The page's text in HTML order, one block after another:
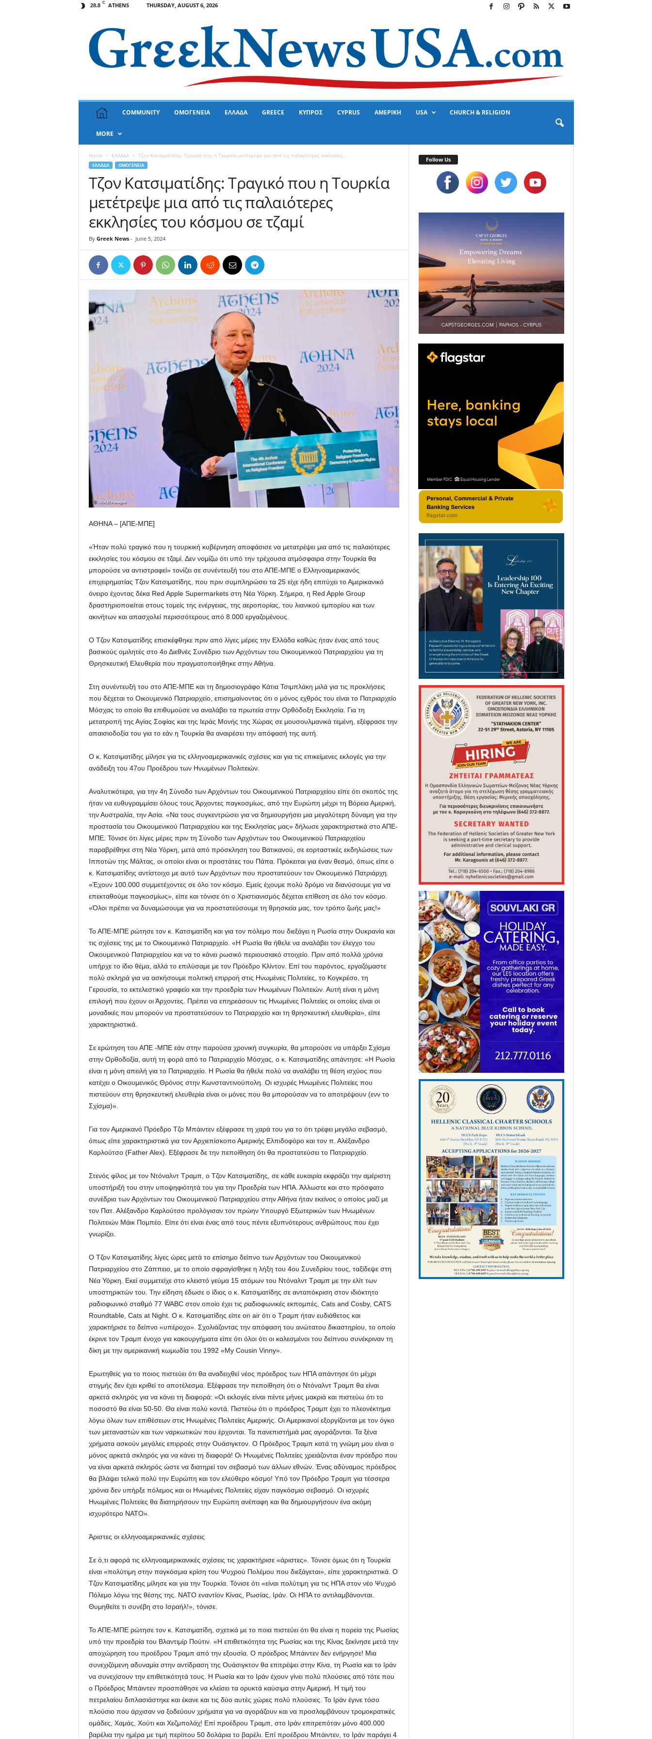
28.8 C ATHENS THURSDAY, AUGUST 6, 2026
k
COMMUNITY ΟΜΟΓΕΝΕΙΑ ΕΛΛΑΔΑ GREECE ΚΥΠΡΟΣ CYPRUS ΑΜΕΡΙΚΗ USA CHURCH & RELIGION
MORE
Home ΕΛΛΑΔΑ Τζον Κατσιματίδης: Tραγικό που η Τουρκία μετέτρεψε μια από τις παλαιότερες εκκλησίες...
ΕΛΛΑΔΑ ΟΜΟΓΕΝΕΙΑ
Τζον Κατσιματίδης: Tραγικό που η Τουρκία
μετέτρεψε μια από τις παλαιότερες
εκκλησίες του κόσμου σε τζαμί
By Greek News- June 5, 2024
ΑΘΗΝΑ – [ΑΠΕ-ΜΠΕ]
«Ήταν πολύ τραγικό που η τουρκική κυβέρνηση αποφάσισε να μετατρέψει μια από τις παλαιότερες
εκκλησίες του κόσμου σε τζαμί. Δεν νομίζω ότι υπό την τρέχουσα ατμόσφαιρα στην Τουρκία θα
μπορούσε να αντιστραφεί» τονίζει σε συνέντευξή του στο ΑΠΕ-ΜΠΕ ο Ελληνοαμερικανός
επιχειρηματίας Τζον Κατσιματίδης, που πριν συμπληρώσει τα 25 είχε ήδη επιτύχει το Αμερικανικό
όνειρο έχοντας δέκα Red Apple Supermarkets στη Νέα Υόρκη. Σήμερα, η Red Apple Group
δραστηριοποιείται στους τομείς της ενέργειας, της αεροπορίας, του λιανικού εμπορίου και των
ακινήτων και απασχολεί περισσότερους από 8.000 εργαζομένους.
Ο Τζον Κατσιματίδης επισκέφθηκε πριν από λίγες μέρες την Ελλάδα καθώς ήταν ένας από τους
βασικούς ομιλητές στο 4ο Διεθνές Συνέδριο των Αρχόντων του Οικουμενικού Πατριαρχείου για τη
Θρησκευτική Ελευθερία που πραγματοποιήθηκε στην Αθήνα.
Στη συνέντευξή του στο ΑΠΕ-ΜΠΕ και τη δημοσιογράφο Κάτια Τσιμπλάκη μιλά για τις προκλήσεις
που δέχεται το Οικουμενικό Πατριαρχείο, επισημαίνοντας ότι ο μόνος εχθρός του είναι το Πατριαρχείο
Μόσχας το οποίο θα επιθυμούσε να αναλάβει τα πρωτεία στην Ορθόδοξη Εκκλησία. Για τη
μετατροπή της Αγίας Σοφίας και της Ιεράς Μονής της Χώρας σε μουσουλμανικά τεμένη, εξέφρασε την
απαισιοδοξία του για το εάν η Τουρκία θα αναιρέσει την απόφασή της αυτή.
Ο κ. Κατσιματίδης μίλησε για τις ελληνοαμερικανικές σχέσεις και για τις επικείμενες εκλογές για την
ανάδειξη του 47ου Προέδρου των Ηνωμένων Πολιτειών.
Αναλυτικότερα, για την 4η Σύνοδο των Αρχόντων του Οικουμενικού Πατριαρχείου είπε ότι σκοπός της
ήταν να ευθυγραμμίσει όλους τους Άρχοντες παγκοσμίως, από την Ευρώπη μέχρι τη Βόρεια Αμερική,
την Αυστραλία, την Ασία. «Να τους συγκεντρώσει για να δημιουργήσει μια μεγαλύτερη δύναμη για την
προστασία του Οικουμενικού Πατριαρχείου και της Εκκλησίας μας» δήλωσε χαρακτηριστικά στο ΑΠΕ-
ΜΠΕ. Τόνισε ότι λίγες μέρες πριν τη Σύνοδο των Αρχόντων του Οικουμενικού Πατριαρχείου
παραβρέθηκε στη Νέα Υόρκη, μετά από πρόσκληση του Βατικανού, σε εορταστικές εκδηλώσεις των
Ιπποτών της Μάλτας, οι οποίοι είναι οι προστάτες του Πάπα. Πρόκειται για έναν θεσμό, όπως είπε ο
κ. Κατσιματίδης αντίστοιχο με αυτό των Αρχόντων που προστατεύουν τον Οικουμενικό Πατριάρχη.
«Έχουν 100.000 συμμετέχοντες σε όλο τον κόσμο. Εμείς έχουμε πολύ δρόμο να διανύσουμε για να
επεκταθούμε παγκοσμίως», είπε και τόνισε ότι ο Χριστιανισμός δέχεται επίθεση σε όλο τον κόσμο.
«Όλοι πρέπει να δυναμώσουμε για να προστατεύσουμε τη θρησκεία μας, τον τρόπο ζωής μας!»
Το ΑΠΕ-ΜΠΕ ρώτησε τον κ. Κατσιματίδη και για τον πόλεμο που διεξάγει η Ρωσία στην Ουκρανία και
τις σχέσεις της με το Οικουμενικό Πατριαρχείο. «Η Ρωσία θα ήθελε να αναλάβει τον έλεγχο του
Οικουμενικού Πατριαρχείου και να το κάνει ρωσικό περιουσιακό στοιχείο. Πριν από πολλά χρόνια
υπήρχε το ίδιο θέμα, αλλά το επιλύσαμε με τον Πρόεδρο Κλίντον. Επί του παρόντος, εργαζόμαστε
πολύ σκληρά για να ασκήσουμε πολιτική επιρροή στις Ηνωμένες Πολιτείες, το Κογκρέσο, τη
Γερουσία, το εκτελεστικό γραφείο και την προεδρία των Ηνωμένων Πολιτειών. Αυτή είναι η μόνη
επιλογή που έχουν οι Άρχοντες. Πρέπει να επηρεάσουν τις Ηνωμένες Πολιτείες οι οποίες είναι οι
μοναδικές που μπορούν να προστατεύσουν το Πατριαρχείο και τη θρησκευτική ελευθερία», είπε
χαρακτηριστικά.
Σε ερώτηση του ΑΠΕ -ΜΠΕ εάν στην παρούσα χρονική συγκυρία, θα μπορούσε να υπάρξει Σχίσμα
στην Ορθοδοξία, αυτή τη φορά από το Πατριαρχείο Μόσχας, ο κ. Κατσιματίδης απάντησε: «Η Ρωσία
είναι η μόνη απειλή για το Πατριαρχείο. Η Ρωσία θα ήθελε πολύ να αναλάβει τη θέση ισχύος που
κατέχει ο Οικουμενικός Θρόνος στην Κωνσταντινούπολη. Οι ισχυρές Ηνωμένες Πολιτείες που
πιστεύουν στη θρησκευτική ελευθερία είναι οι μόνες που θα μπορούσαν να το αποτρέψουν (ενν το
Σχίσμα)».
Για τον Αμερικανό Πρόεδρο Τζο Μπάιντεν εξέφρασε τη χαρά του για το ότι τρέφει μεγάλο σεβασμό,
όπως είπε χαρακτηριστικά για τον Αρχιεπίσκοπο Αμερικής Ελπιδοφόρο και τον π. Αλέξανδρο
Καρλούτσο (Father Alex). Εξέφρασε δε την πεποίθηση ότι θα προστατεύσει το Πατριαρχείο.
Στενός φίλος με τον Ντόναλντ Τραμπ, ο Τζον Κατσιματίδης, σε κάθε ευκαιρία εκφράζει την αμέριστη
υποστήριξή του στην υποψηφιότητά του για την Προεδρία των ΗΠΑ. Άλλωστε και στο πρόσφατο
συνέδριο των Αρχόντων του Οικουμενικού Πατριαρχείου στην Αθήνα ήταν εκείνος ο οποίος μαζί με
τον Πατ. Αλέξανδρο Καρλούτσο προλόγισαν τον πρώην Υπουργό Εξωτερικών των Ηνωμένων
Πολιτειών Μάικ Πομπέο. Είπε ότι είναι ένας από τους πέντε εξυπνότερους ανθρώπους που έχει
γνωρίζει.
Ο Τζον Κατσιματίδης λίγες ώρες μετά το επίσημο δείπνο των Αρχόντων του Οικουμενικού
Πατριαρχείου στο Ζάππειο, με το οποίο σφραγίσθηκε η λήξη του 4ου Συνεδρίου τους, ταξίδεψε στη
Νέα Υόρκη. Εκεί συμμετείχε στο κλειστό γεύμα 15 ατόμων του Ντόναλντ Τραμπ με την ελίτ των
υποστηρικτών του. Την είδηση έδωσε ο ίδιος ο κ. Κατσιματίδης σε ανταπόκριση στον ιδιόκτητο
ραδιοφωνικό σταθμό 77 WABC στον οποίο έχει τις ραδιοφωνικές εκπομπές, Cats and Cosby, CATS
Roundtable, Cats at Night. Ο κ. Κατσιματίδης είπε on air ότι ο Τραμπ ήταν ευδιάθετος και
χαρακτήρισε το δείπνο «υπέροχο». Σχολιάζοντας την απόφαση του ανώτατου δικαστηρίου, το οποίο
έκρινε τον Τραμπ ένοχο για κακουργήματα είπε ότι όλοι ότι οι καλεσμένοι του δείπνου συνέκριναν τη
δίκη με την αμερικανική κωμωδία του 1992 «My Cousin Vinny».
Ερωτηθείς για το ποιος πιστεύει ότι θα αναδειχθεί νέος πρόεδρος των ΗΠΑ απάντησε ότι μέχρι
στιγμής δεν έχει κριθεί το αποτέλεσμα. Εξέφρασε την πεποίθηση ότι ο Ντόναλντ Τραμπ θα είναι
αρκετά σκληρός για να κάνει τη διαφορά: «Οι εκλογές είναι πέντε μήνες μακριά και πιστεύω ότι το
ποσοστό θα είναι 50-50. Θα είναι πολύ κοντά. Πιστεύω ότι ο πρόεδρος Τραμπ έχει το πλεονέκτημα
λόγω όλων των επιθέσεων στις Ηνωμένες Πολιτείες Αμερικής. Οι Αμερικανοί εξοργίζονται με τον όγκο
των μεταναστών και των ναρκωτικών που έρχονται. Τα πανεπιστήμιά μας αγοράζονται. Τα ξένα
χρήματα ασκούν μεγάλες επιρροές στην Ουάσιγκτον. Ο Πρόεδρος Τραμπ κατά τη γνώμη μου είναι ο
μόνος αρκετά σκληρός για να κάνει τη διαφορά! Οι Ηνωμένες Πολιτείες χρειάζονται έναν πρόεδρο που
να είναι αρκετά σκληρός ώστε να διατηρεί τον σεβασμό των άλλων εθνών. Ένας αδύναμος πρόεδρος
θα βλάψει τελικά πολύ την Ευρώπη και τον ελεύθερο κόσμο! Υπό τον Πρόεδρο Τραμπ για τέσσερα
χρόνια δεν υπήρξε πόλεμος και οι Ηνωμένες Πολιτείες είχαν παγκόσμιο σεβασμό. Οι ισχυρές
Ηνωμένες Πολιτείες θα διατηρήσουν την Ευρώπη ανέπαφη και θα δημιουργήσουν ένα ακόμη
ισχυρότερο ΝΑΤΟ».
Άριστες οι ελληνοαμερικανικές σχέσεις
Σε ό,τι αφορά τις ελληνοαμερικανικές σχέσεις τις χαρακτήρισε «άριστες». Τόνισε όμως ότι η Τουρκία
είναι «πολύτιμη στην παγκόσμια κρίση του Ψυχρού Πολέμου που διεξάγεται», είπε χαρακτηριστικά. Ο
Τζον Κατσιματίδης μίλησε και για την Τουρκία. Τόνισε ότι «είναι πολύτιμη για τις ΗΠΑ στον νέο Ψυχρό
Πόλεμο λόγω της θέσης της. ΝΑΤΟ εναντίον Κίνας, Ρωσίας, Ιράν. Οι ΗΠΑ το αντιλαμβάνονται.
Θυμηθείτε τι συνέβη στο Ισραήλ!», τόνισε.
Το ΑΠΕ-ΜΠΕ ρώτησε τον κ. Κατσιματίδη, σχετικά με το ποια πιστεύει ότι θα είναι η πορεία της Ρωσίας
υπό την προεδρία του Βλαντιμίρ Πούτιν. «Η επιθετικότητα της Ρωσίας και της Κίνας ξεκίνησε μετά την
αποχώρηση του προέδρου Τραμπ από την εξουσία. Ο πρόεδρος Μπάιντεν δεν ενήργησε! Μια
συνεχιζόμενη αδυναμία στην αντίδραση της Ουάσιγκτον θα επιτρέψει στην Κίνα, τη Ρωσία και το Ιράν
να συνεχίσουν την επιθετικότητά τους. Η Ρωσία και το Ιράν έχουν γίνει πολύ πλούσιες από τότε που
ο Πρόεδρος Μπάιντεν προσπάθησε να κλείσει τα ορυκτά καύσιμα στην Αμερική. Η τιμή του
πετρελαίου διπλασιάστηκε και έκανε και τις δύο αυτές χώρες πολύ πλούσιες. Το Ιράν έγινε τόσο
πλούσιο που άρχισαν να ξοδεύουν χρήματα για να αγοράζουν και να προσλαμβάνουν τρομοκρατικές
ομάδες, Χαμάς, Χούτι και Χεζμπολάχ! Επί προέδρου Τραμπ, στο Ιράν επιτρεπόταν μόνο 400.000
βαρέλια την ημέρα με τιμή περίπου 50 δολάρια το βαρέλι. Επί προέδρου Μπάιντεν, το Ιράν παράγει 4
Follow Us